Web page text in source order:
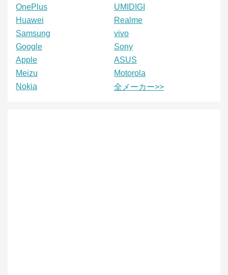
OnePlus
UMIDIGI
Huawei
Realme
Samsung
vivo
Google
Sony
Apple
ASUS
Meizu
Motorola
Nokia
全メーカー>>